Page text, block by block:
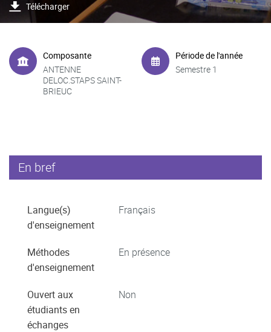
Télécharger
Composante
ANTENNE
DELOC.STAPS SAINT-
BRIEUC
Période de l'année
Semestre 1
En bref
Langue(s)
d'enseignement
Français
Méthodes
d'enseignement
En présence
Ouvert aux
étudiants en
échanges
Non